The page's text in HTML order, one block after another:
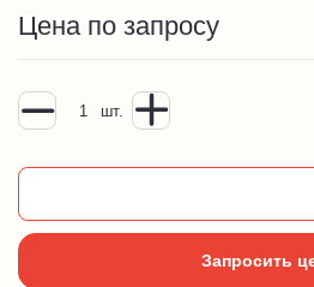
Цена по запросу
шт.
Запросить